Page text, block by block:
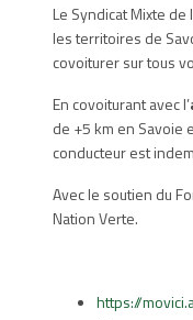
Le Syndicat Mixte
les territoires de
covoiturer sur tous
En covoiturant avec l’
de +5 km en Savoie
conducteur est
Avec le soutien du
Nation Verte.
https://